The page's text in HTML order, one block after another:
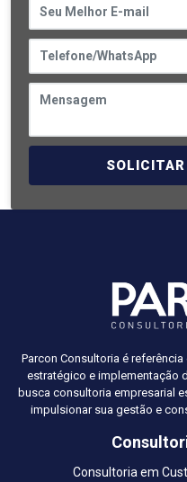
Parcon Consultoria é
estratégico e implementação
busca consultoria empresarial
impulsionar sua gestão e
Consultoria em